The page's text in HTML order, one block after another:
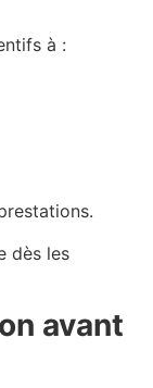
à :
dès les
avant